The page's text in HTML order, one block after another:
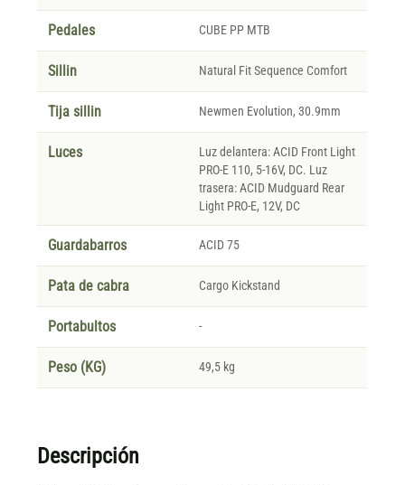
Pedales CUBE PP MTB
Sillin Natural Fit Sequence Comfort
Tija sillin Newmen Evolution, 30.9mm
Luces
Luz delantera: ACID Front Light
PRO-E 110, 5-16V, DC. Luz
trasera: ACID Mudguard Rear
Light PRO-E, 12V, DC
Guardabarros ACID 75
Pata de cabra Cargo Kickstand
Portabultos -
Peso (KG) 49,5 kg
Descripción